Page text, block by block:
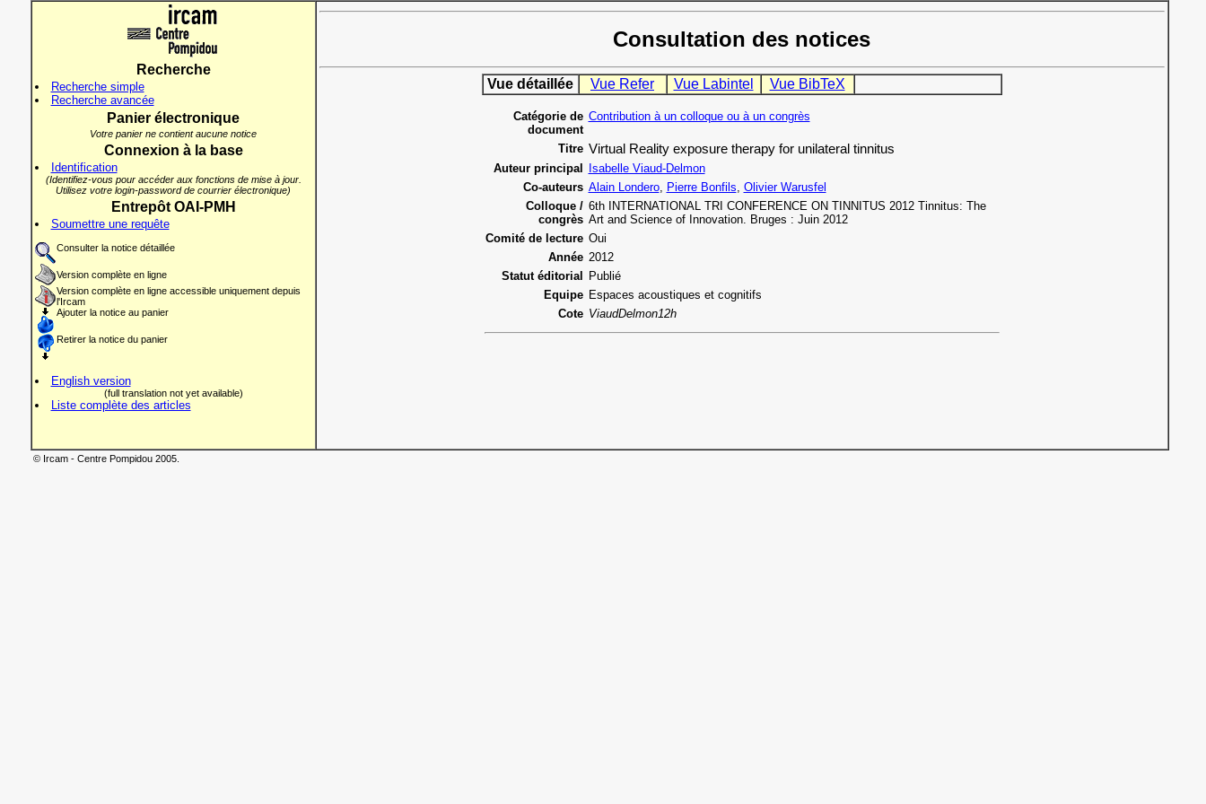
Recherche
Recherche simple
Recherche avancée
Panier électronique
Votre panier ne contient aucune notice
Connexion à la base
Identification
(Identifiez-vous pour accéder aux fonctions de mise à jour.
Utilisez votre login-password de courrier électronique)
Entrepôt OAI-PMH
Soumettre une requête
Consulter la notice détaillée
Version complète en ligne
Version complète en ligne accessible uniquement depuis
l'Ircam
Ajouter la notice au panier
Retirer la notice du panier
English version
(full translation not yet available)
Liste complète des articles
Consultation des notices
Vue détaillée Vue Refer Vue Labintel Vue BibTeX
Catégorie de
document
Contribution à un colloque ou à un congrès
Titre Virtual Reality exposure therapy for unilateral tinnitus
Auteur principal
Isabelle Viaud-Delmon
Co-auteurs Alain Londero, Pierre Bonfils, Olivier Warusfel
Colloque /
congrès
6th INTERNATIONAL TRI CONFERENCE ON TINNITUS 2012 Tinnitus: The
Art and Science of Innovation. Bruges : Juin 2012
Comité de lecture Oui
Année 2012
Statut éditorial
Publié
Equipe Espaces acoustiques et cognitifs
Cote ViaudDelmon12h
© Ircam - Centre Pompidou 2005.